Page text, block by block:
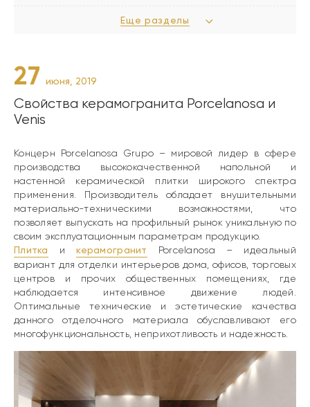
Еще разделы
27 июня, 2019
Свойства керамогранита Porcelanosa и
Venis
Концерн Porcelanosa Grupo – мировой лидер в сфере
производства высококачественной напольной и
настенной керамической плитки широкого спектра
применения. Производитель обладает внушительными
материально-техническими возможностями, что
позволяет выпускать на профильный рынок уникальную по
своим эксплуатационным параметрам продукцию.
Плитка
икерамогранит
Porcelanosa – идеальный
вариант для отделки интерьеров дома, офисов, торговых
центров и прочих общественных помещениях, где
наблюдается интенсивное движение людей.
Оптимальные технические и эстетические качества
данного отделочного материала обуславливают его
многофункциональность, неприхотливость и надежность.